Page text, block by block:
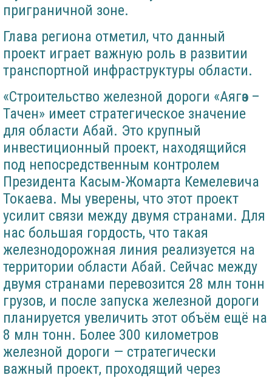
приграничной зоне.
Глава региона отметил, что данный
проект играет важную роль в развитии
транспортной инфраструктуры области.
«Строительство железной дороги «Аягөз –
Тачен» имеет стратегическое значение
для области Абай. Это крупный
инвестиционный проект, находящийся
под непосредственным контролем
Президента Касым-Жомарта Кемелевича
Токаева. Мы уверены, что этот проект
усилит связи между двумя странами. Для
нас большая гордость, что такая
железнодорожная линия реализуется на
территории области Абай. Сейчас между
двумя странами перевозится 28 млн тонн
грузов, и после запуска железной дороги
планируется увеличить этот объём ещё на
8 млн тонн. Более 300 километров
железной дороги — стратегически
важный проект, проходящий через